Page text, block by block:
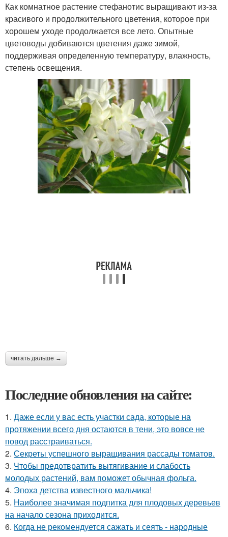
Как комнатное растение стефанотис выращивают из-за
красивого и продолжительного цветения, которое при
хорошем уходе продолжается все лето. Опытные
цветоводы добиваются цветения даже зимой,
поддерживая определенную температуру, влажность,
степень освещения.
читать дальше →
Последние обновления на сайте:
1. Даже если у вас есть участки сада, которые на
протяжении всего дня остаются в тени, это вовсе не
повод расстраиваться.
2. Секреты успешного выращивания рассады томатов.
3. Чтобы предотвратить вытягивание и слабость
молодых растений, вам поможет обычная фольга.
4. Эпоха детства известного мальчика!
5. Наиболее значимая подпитка для плодовых деревьев
на начало сезона приходится.
6. Когда не рекомендуется сажать и сеять - народные